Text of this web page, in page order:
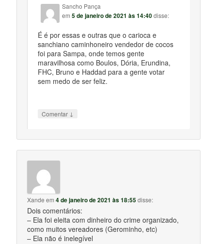
Sancho Pança
em5 de janeiro de 2021 às 14:40disse:
É é por essas e outras que o carioca e
sanchiano caminhoneiro vendedor de cocos
foi para Sampa, onde temos gente
maravilhosa como Boulos, Dória, Erundina,
FHC, Bruno e Haddad para a gente votar
sem medo de ser feliz.
Comentar ↓
Xande em4 de janeiro de 2021 às 18:55disse:
Dois comentários:
– Ela foi eleita com dinheiro do crime organizado,
como muitos vereadores (Gerominho, etc)
– Ela não é inelegível